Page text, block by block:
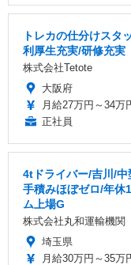
トレカの仕分けスタ
利厚生充実/研修充実
株式会社Tetote
大阪府
月給27万円～34万
正社員
4tドライバー/吉川/中
手積みほぼゼロ/年休
ム上場G
株式会社丸和運輸機関
埼玉県
月給30万円～35万